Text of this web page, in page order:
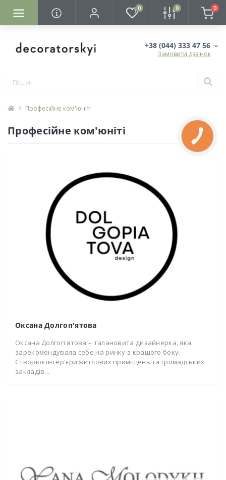
0 0 0
+38 (044) 333 47 56
Замовити дзвінок
Професійне ком'юніті
Професійне ком'юніті
Оксана Долгоп'ятова
Оксана Долгоп'ятова – талановита дизайнерка, яка
зарекомендувала себе на ринку з кращого боку.
Створює інтер'єри житлових приміщень та громадських
закладів...
КНОПКА
ЗВ'ЯЗКУ